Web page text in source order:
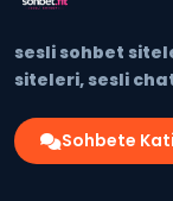
sesli sohbet
siteleri, sesli
Sohbete